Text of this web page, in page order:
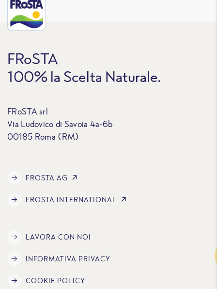
FRoSTA
100% la Scelta Naturale.
FRoSTA srl
Via Ludovico di Savoia 4a-6b
00185 Roma (RM)
FROSTA AG
FROSTA INTERNATIONAL
LAVORA CON NOI
INFORMATIVA PRIVACY
COOKIE POLICY